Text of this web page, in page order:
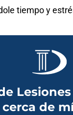
tiempo y
de